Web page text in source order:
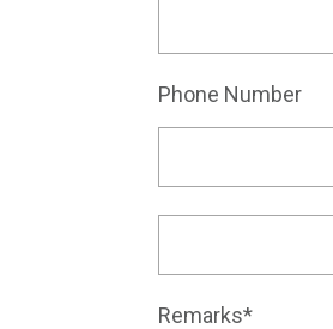
Phone Number
Remarks*